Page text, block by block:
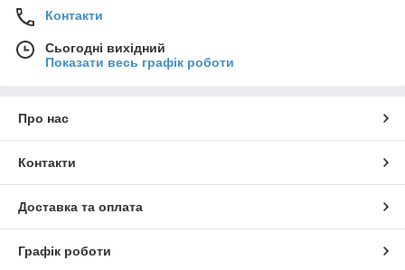
Контакти
Сьогодні вихідний
Показати весь графік роботи
Про нас
Контакти
Доставка та оплата
Графік роботи